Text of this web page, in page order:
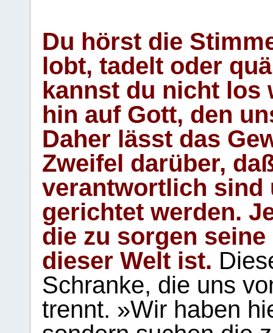
Du hörst die
lobt, tadelt oder
kannst du nicht los
hin auf Gott, den
Daher lässt das
Zweifel darüber,
verantwortlich sind
gerichtet werden.
die zu sorgen
dieser Welt ist.
Schranke, die uns
trennt. »Wir haben